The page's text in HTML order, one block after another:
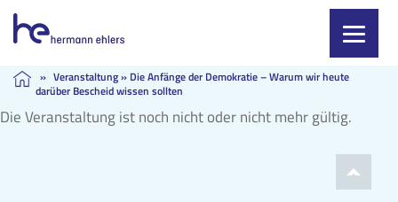
Skip
content
» Veranstaltung» Die Anfänge der Demokratie – Warum wir heute
darüber Bescheid wissen sollten
Die Veranstaltung ist noch nicht oder nicht mehr gültig.